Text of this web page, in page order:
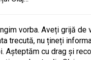
vorba. Aveți grijă de
trecută, nu țineți
Așteptăm cu drag și